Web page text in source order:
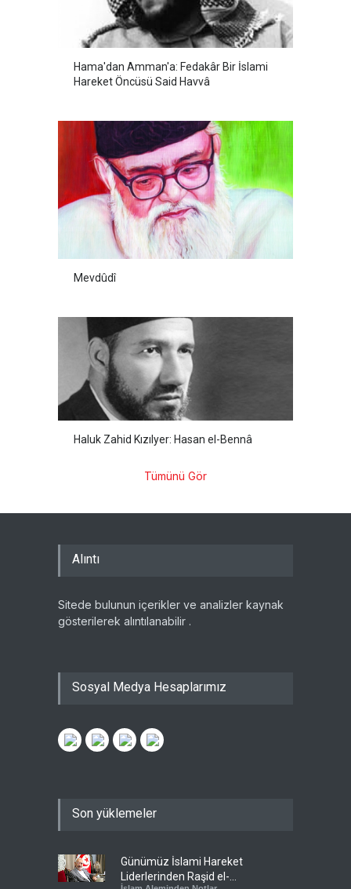
Hama'dan Amman'a: Fedakâr Bir İslami
Hareket Öncüsü Said Havvâ
Mevdûdî
Haluk Zahid Kızılyer: Hasan el-Bennâ
Tümünü Gör
Alıntı
Sitede bulunun içerikler ve analizler kaynak
gösterilerek alıntılanabilir .
Sosyal Medya Hesaplarımız
Son yüklemeler
Günümüz İslami Hareket
Liderlerinden Raşid el-